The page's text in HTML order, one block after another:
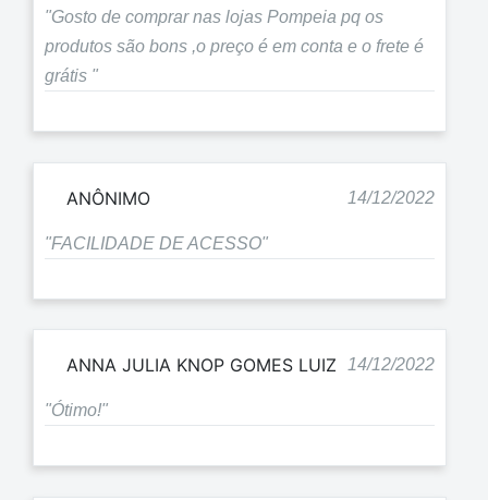
"Gosto de comprar nas lojas Pompeia pq os
produtos são bons ,o preço é em conta e o frete é
grátis "
ANÔNIMO 14/12/2022
"FACILIDADE DE ACESSO"
ANNA JULIA KNOP GOMES LUIZ 14/12/2022
"Ótimo!"